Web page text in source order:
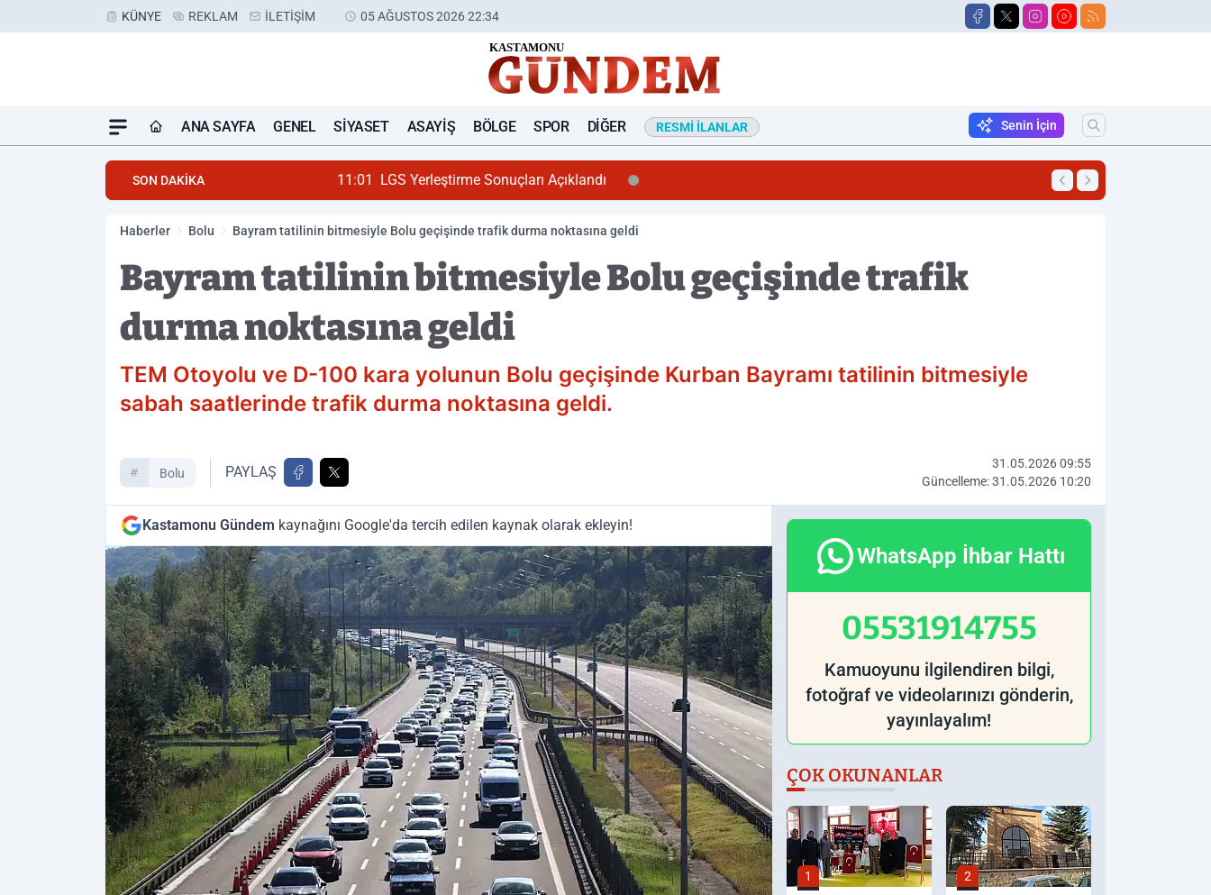
KÜNYE REKLAM İLETIŞIM 05 AĞUSTOS 2026 22:34
ANA SAYFA GENEL SIYASET ASAYIŞ BÖLGE SPOR DIĞER RESMI İLANLAR Senin İçin
SON DAKİKA LGS Yerleştirme Sonuçları Açıklandı 16:47 Korkutan Yangın!
Haberler Bolu Bayram tatilinin bitmesiyle Bolu geçişinde trafik durma noktasına geldi
Bayram tatilinin bitmesiyle Bolu geçişinde trafik
durma noktasına geldi
TEM Otoyolu ve D-100 kara yolunun Bolu geçişinde Kurban Bayramı tatilinin bitmesiyle
sabah saatlerinde trafik durma noktasına geldi.
Bolu PAYLAŞ
31.05.2026 09:55
Güncelleme: 31.05.2026 10:20
Kastamonu Gündem kaynağını Google'da tercih edilen kaynak olarak ekleyin!
WhatsApp İhbar Hattı
05531914755
Kamuoyunu ilgilendiren bilgi,
fotoğraf ve videolarınızı gönderin,
yayınlayalım!
ÇOK OKUNANLAR
1 2